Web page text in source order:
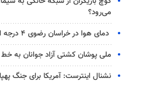
می‌رود؟
دمای هوا در خراسان رضوی ۴ درجه افزایش می یابد
ملی پوشان کشتی آزاد جوانان به
نشنال اینترست: آمریکا برای جنگ